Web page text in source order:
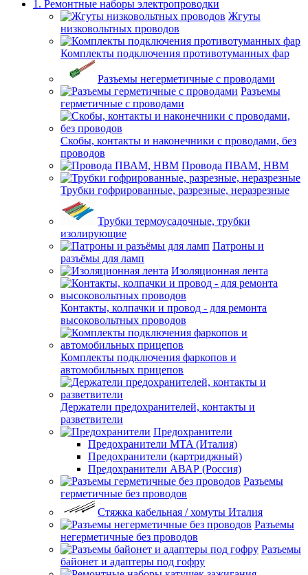
1. Ремонтные наборы электропроводки
Жгуты
низковольтных проводов
Комплекты подключения противотуманных фар
Разъемы негерметичные с проводами
Разъемы
герметичные с проводами
Скобы, контакты и наконечники с проводами, без
проводов
Провода ПВАМ, НВМ
Трубки гофрированные, разрезные, неразрезные
Трубки термоусадочные, трубки
изолирующие
Патроны и
разъёмы для ламп
Изоляционная лента
Контакты, колпачки и провод - для ремонта
высоковольтных проводов
Комплекты подключения фаркопов и
автомобильных прицепов
Держатели предохранителей, контакты и
разветвители
Предохранители
Предохранители MTA (Италия)
Предохранители (картриджный)
Предохранители АВАР (Россия)
Разъемы
герметичные без проводов
Стяжка кабельная / хомуты Италия
Разъемы
негерметичные без проводов
Разъемы
байонет и адаптеры под гофру